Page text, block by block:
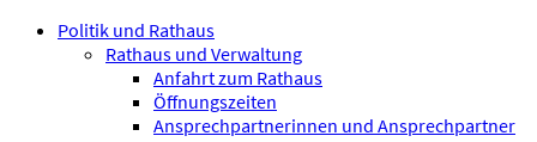
Politik und Rathaus
Rathaus und Verwaltung
Anfahrt zum Rathaus
Öffnungszeiten
Ansprechpartnerinnen und Ansprechpartner